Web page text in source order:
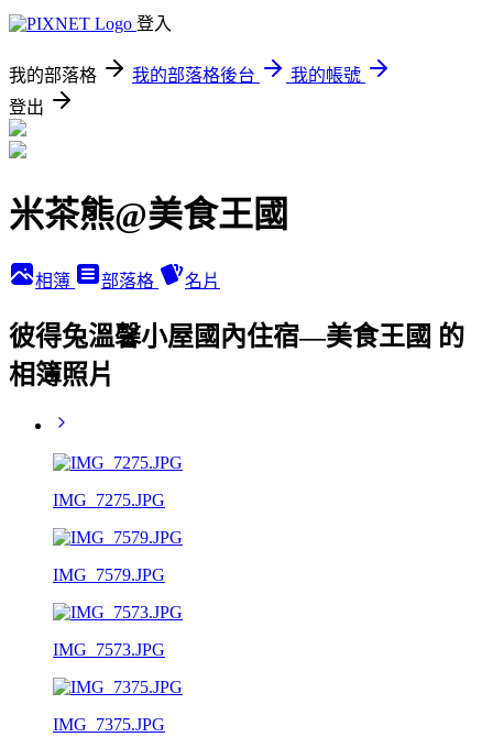
登入
我的部落格 我的部落格後台
我的帳號
登出
米茶熊@美食王國
相簿 部落格 名片
彼得兔溫馨小屋國內住宿—美食王國 的
相簿照片
IMG_7275.JPG
IMG_7579.JPG
IMG_7573.JPG
IMG_7375.JPG